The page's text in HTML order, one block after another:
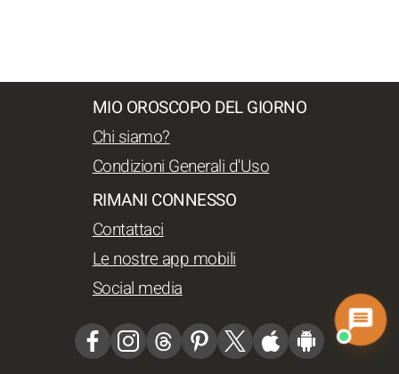
MIO OROSCOPO DEL GIORNO
Chi siamo?
Condizioni Generali d'Uso
RIMANI CONNESSO
Contattaci
Le nostre app mobili
Social media